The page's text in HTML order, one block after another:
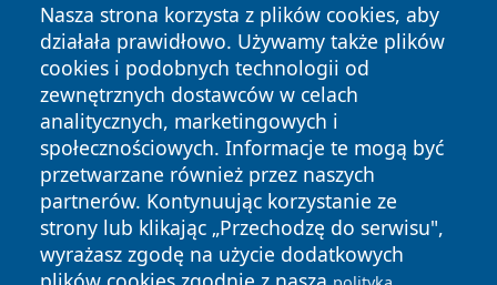
Nasza strona korzysta z plików cookies, aby
działała prawidłowo. Używamy także plików
cookies i podobnych technologii od
zewnętrznych dostawców w celach
analitycznych, marketingowych i
społecznościowych. Informacje te mogą być
przetwarzane również przez naszych
partnerów. Kontynuując korzystanie ze
strony lub klikając „Przechodzę do serwisu",
wyrażasz zgodę na użycie dodatkowych
Copyright © 2026 lubinski24.pl Wszystkie prawa zastrzeżone.